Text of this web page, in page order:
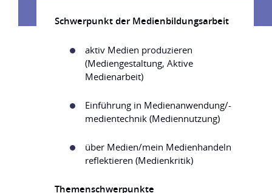
Schwerpunkt der Medienbildungsarbeit
aktiv Medien produzieren
(Mediengestaltung, Aktive
Medienarbeit)
Einführung in Medienanwendung/-
medientechnik (Mediennutzung)
über Medien/mein Medienhandeln
reflektieren (Medienkritik)
Themenschwerpunkte